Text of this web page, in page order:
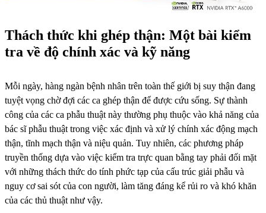
Thách thức khi ghép thận: Một bài kiểm
tra về độ chính xác và kỹ năng
Mỗi ngày, hàng ngàn bệnh nhân trên toàn thế giới bị suy thận đang
tuyệt vọng chờ đợi các ca ghép thận để được cứu sống. Sự thành
công của các ca phẫu thuật này thường phụ thuộc vào khả năng của
bác sĩ phẫu thuật trong việc xác định và xử lý chính xác động mạch
thận, tĩnh mạch thận và niệu quản. Tuy nhiên, các phương pháp
truyền thống dựa vào việc kiểm tra trực quan bằng tay phải đối mặt
với những thách thức do tính phức tạp của cấu trúc giải phẫu và
nguy cơ sai sót của con người, làm tăng đáng kể rủi ro và khó khăn
của các thủ thuật như vậy.